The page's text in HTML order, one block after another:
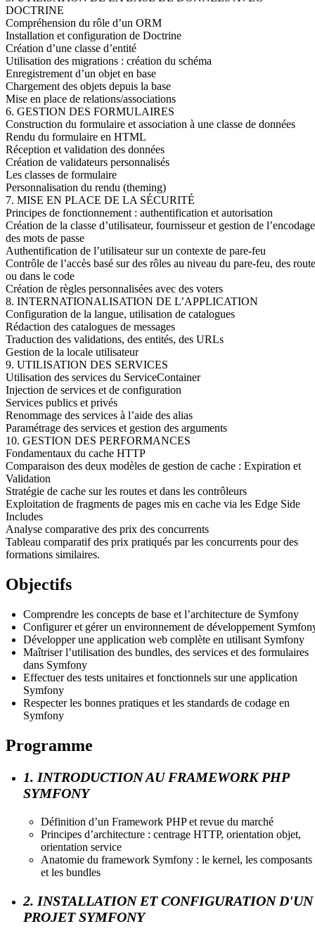
DOCTRINE
Compréhension du rôle d’un ORM
Installation et configuration de Doctrine
Création d’une classe d’entité
Utilisation des migrations : création du schéma
Enregistrement d’un objet en base
Chargement des objets depuis la base
Mise en place de relations/associations
6. GESTION DES FORMULAIRES
Construction du formulaire et association à une classe de données
Rendu du formulaire en HTML
Réception et validation des données
Création de validateurs personnalisés
Les classes de formulaire
Personnalisation du rendu (theming)
7. MISE EN PLACE DE LA SÉCURITÉ
Principes de fonctionnement : authentification et autorisation
Création de la classe d’utilisateur, fournisseur et gestion de l’encodage
des mots de passe
Authentification de l’utilisateur sur un contexte de pare-feu
Contrôle de l’accès basé sur des rôles au niveau du pare-feu, des
ou dans le code
Création de règles personnalisées avec des voters
8. INTERNATIONALISATION DE L’APPLICATION
Configuration de la langue, utilisation de catalogues
Rédaction des catalogues de messages
Traduction des validations, des entités, des URLs
Gestion de la locale utilisateur
9. UTILISATION DES SERVICES
Utilisation des services du ServiceContainer
Injection de services et de configuration
Services publics et privés
Renommage des services à l’aide des alias
Paramétrage des services et gestion des arguments
10. GESTION DES PERFORMANCES
Fondamentaux du cache HTTP
Comparaison des deux modèles de gestion de cache : Expiration et
Validation
Stratégie de cache sur les routes et dans les contrôleurs
Exploitation de fragments de pages mis en cache via les Edge Side
Includes
Analyse comparative des prix des concurrents
Tableau comparatif des prix pratiqués par les concurrents pour des
formations similaires.
Objectifs
Comprendre les concepts de base et l’architecture de Symfony
Configurer et gérer un environnement de développement
Développer une application web complète en utilisant Symfony
Maîtriser l’utilisation des bundles, des services et des formulaires
dans Symfony
Effectuer des tests unitaires et fonctionnels sur une application
Symfony
Respecter les bonnes pratiques et les standards de codage en
Symfony
Programme
1. INTRODUCTION AU FRAMEWORK PHP
SYMFONY
Définition d’un Framework PHP et revue du marché
Principes d’architecture : centrage HTTP, orientation objet,
orientation service
Anatomie du framework Symfony : le kernel, les composants
et les bundles
2. INSTALLATION ET CONFIGURATION D'UN
PROJET SYMFONY